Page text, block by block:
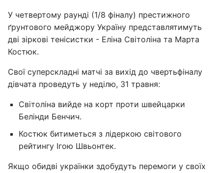
У четвертому раунді (1/8 фіналу) престижного
ґрунтового мейджору Україну представлятимуть
дві зіркові тенісистки - Еліна Світоліна та Марта
Костюк.
Свої суперскладні матчі за вихід до чвертьфіналу
дівчата проведуть у неділю, 31 травня:
Світоліна вийде на корт проти швейцарки
Белінди Бенчич.
Костюк битиметься з лідеркою світового
рейтингу Ігою Швьонтек.
Якщо обидві українки здобудуть перемоги у своїх